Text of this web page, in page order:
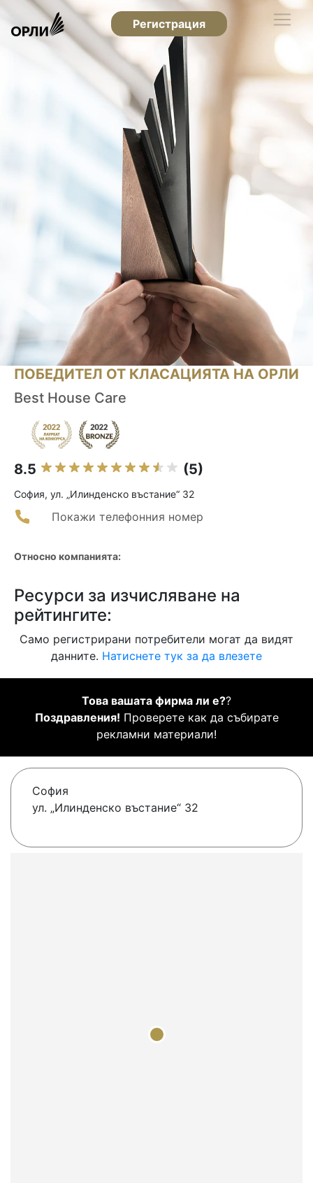
Регистрация
ПОБЕДИТЕЛ ОТ КЛАСАЦИЯТА НА ОРЛИ
Best House Care
8.5 (5)
София, ул. „Илинденско въстание“ 32
Покажи телефонния номер
Относно компанията:
Ресурси за изчисляване на
рейтингите:
Само регистрирани потребители могат да видят
данните. Натиснете тук за да влезете
Това вашата фирма ли е??
Поздравления! Проверете как да събирате
рекламни материали!
София
ул. „Илинденско въстание“ 32